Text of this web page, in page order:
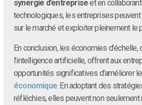
synergie d’entrepriseet en
technologiques, les entreprises
sur le marché et exploiter pleinement le
En conclusion, les économies d’échelle,
l’intelligence artificielle, offrent aux
opportunités significatives d’améliorer
économique . En adoptant des
réfléchies, elles peuvent non seulement